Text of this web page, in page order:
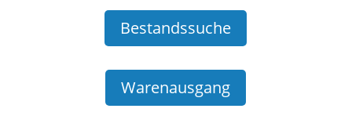
Bestandssuche
Warenausgang